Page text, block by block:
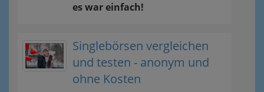
es war einfach!
Singlebörsen vergleichen
und testen - anonym und
ohne Kosten